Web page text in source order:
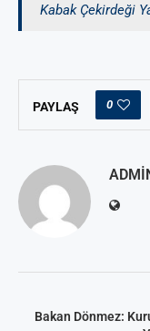
Kabak Çekirdeği
PAYLAŞ 0
Bakan Dönmez: